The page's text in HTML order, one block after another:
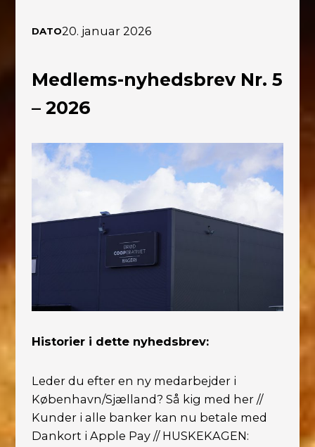
DATO20. januar 2026
Medlems-nyhedsbrev Nr. 5
– 2026
Historier i dette nyhedsbrev:
Leder du efter en ny medarbejder i
København/Sjælland? Så kig med her //
Kunder i alle banker kan nu betale med
Dankort i Apple Pay // HUSKEKAGEN: